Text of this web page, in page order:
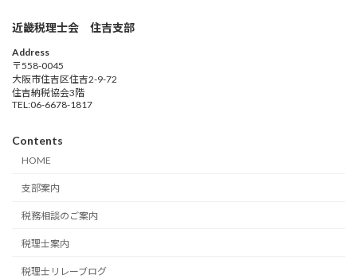
近畿税理士会 住吉支部
Address
〒558-0045
大阪市住吉区住吉2-9-72
住吉納税協会3階
TEL:06-6678-1817
Contents
HOME
支部案内
税務相談のご案内
税理士案内
税理士リレーブログ